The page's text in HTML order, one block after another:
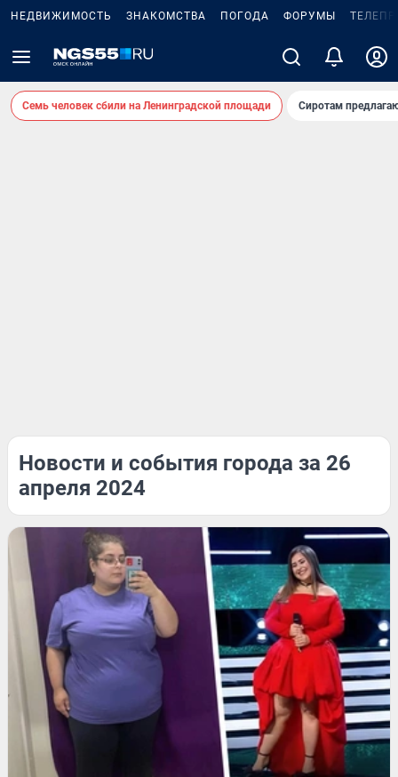
НЕДВИЖИМОСТЬ ЗНАКОМСТВА ПОГОДА ФОРУМЫ
Семь человек сбили на Ленинградской площади Сиротам
Новости и события города за 26
апреля 2024